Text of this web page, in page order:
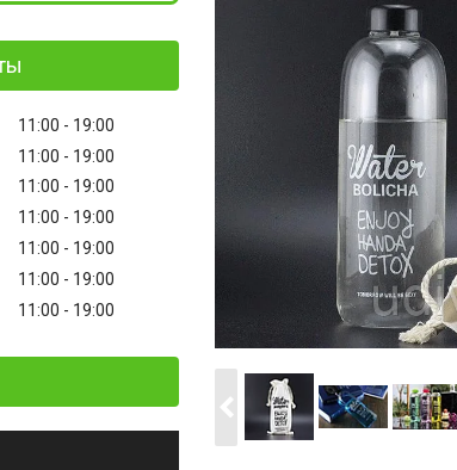
11:00
19:00
11:00
19:00
11:00
19:00
11:00
19:00
11:00
19:00
11:00
19:00
11:00 19:00